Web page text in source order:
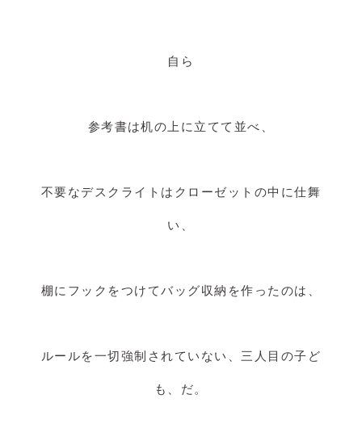
自ら
参考書は机の上に立てて並べ、
不要なデスクライトはクローゼットの中に仕舞
い、
棚にフックをつけてバッグ収納を作ったのは、
ルールを一切強制されていない、三人目の子ど
も、だ。